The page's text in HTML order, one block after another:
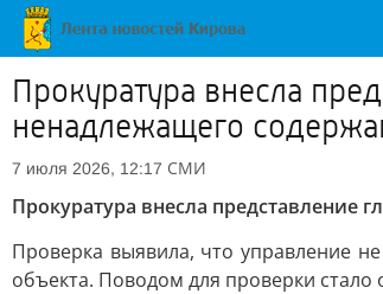
Прокуратура внесла
ненадлежащего
7 июля 2026, 12:17 СМИ
Прокуратура внесла представление
Проверка выявила, что управление
объекта. Поводом для проверки